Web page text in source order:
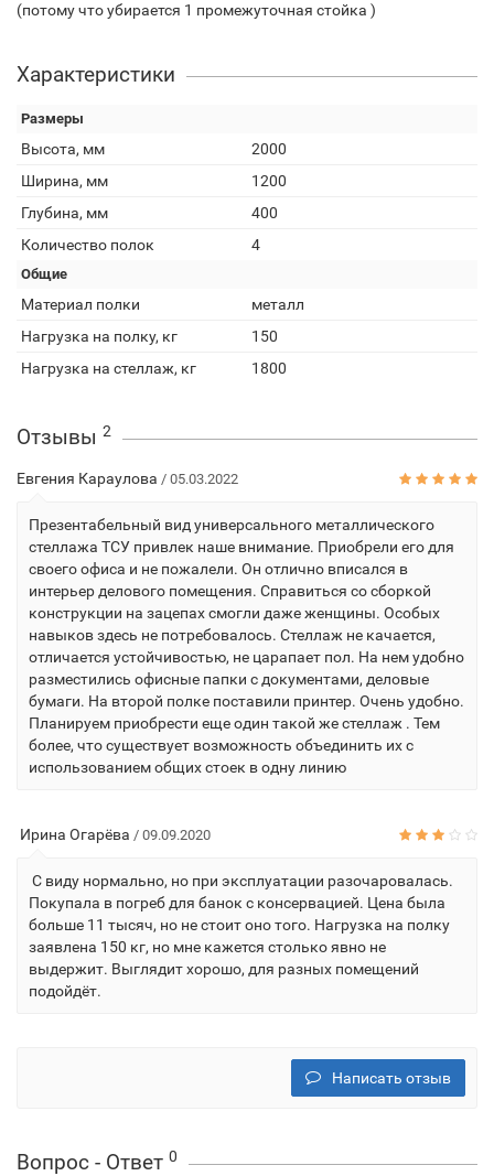
(потому что убирается 1 промежуточная стойка )
Характеристики
Размеры
Высота, мм
2000
Ширина, мм
1200
Глубина, мм
400
Количество полок
4
Общие
Материал полки
металл
Нагрузка на полку, кг
150
Нагрузка на стеллаж, кг
1800
Отзывы 2
Евгения Караулова / 05.03.2022
Презентабельный вид универсального металлического
стеллажа ТСУ привлек наше внимание. Приобрели его для
своего офиса и не пожалели. Он отлично вписался в
интерьер делового помещения. Справиться со сборкой
конструкции на зацепах смогли даже женщины. Особых
навыков здесь не потребовалось. Стеллаж не качается,
отличается устойчивостью, не царапает пол. На нем удобно
разместились офисные папки с документами, деловые
бумаги. На второй полке поставили принтер. Очень удобно.
Планируем приобрести еще один такой же стеллаж . Тем
более, что существует возможность объединить их с
использованием общих стоек в одну линию
Ирина Огарёва / 09.09.2020
С виду нормально, но при эксплуатации разочаровалась.
Покупала в погреб для банок с консервацией. Цена была
больше 11 тысяч, но не стоит оно того. Нагрузка на полку
заявлена 150 кг, но мне кажется столько явно не
выдержит. Выглядит хорошо, для разных помещений
подойдёт.
Написать отзыв
Вопрос - Ответ 0